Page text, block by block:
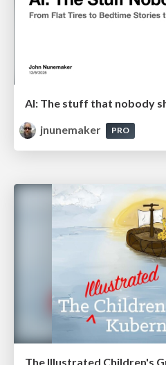
AI: The stuff that nobody
jnunemaker
PRO
The Illustrated Children's